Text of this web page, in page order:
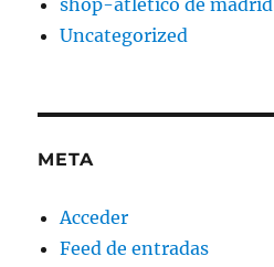
shop-atletico de madrid
Uncategorized
META
Acceder
Feed de entradas